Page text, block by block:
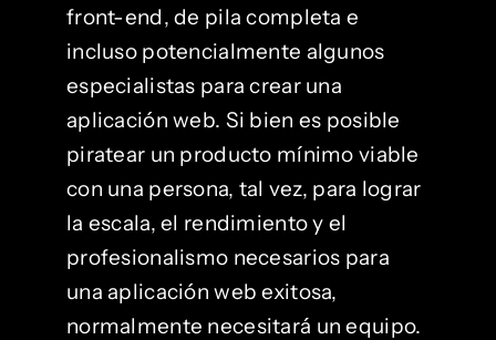
front-end, de pila completa e
incluso potencialmente algunos
especialistas para crear una
aplicación web. Si bien es posible
piratear un producto mínimo viable
con una persona, tal vez, para lograr
la escala, el rendimiento y el
profesionalismo necesarios para
una aplicación web exitosa,
normalmente necesitará un equipo.